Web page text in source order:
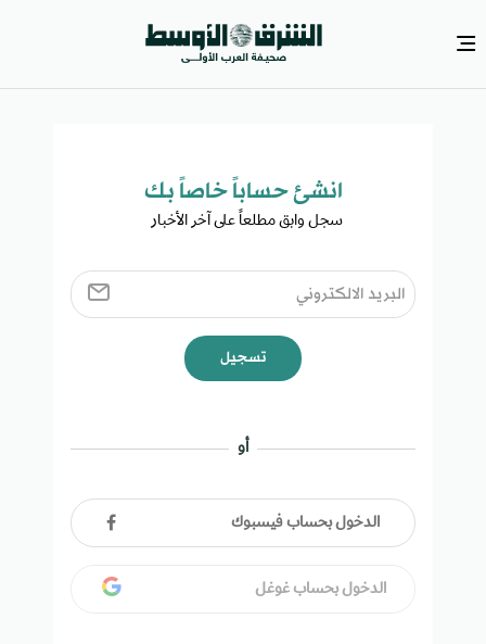
انشئ حساباً خاصاً بك​
سجل وابق مطلعاً على آخر الأخبار ​
تسجيل
أو
الدخول بحساب فيسبوك
الدخول بحساب غوغل